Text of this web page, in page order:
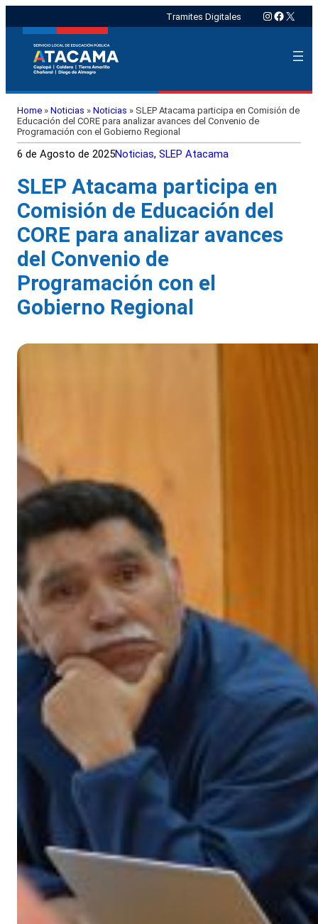
Tramites Digitales Instagram
X
Home » Noticias » Noticias » SLEP Atacama participa en Comisión de
Educación del CORE para analizar avances del Convenio de
Programación con el Gobierno Regional
6 de Agosto de 2025Noticias, SLEP Atacama
SLEP Atacama participa en
Comisión de Educación del
CORE para analizar avances
del Convenio de
Programación con el
Gobierno Regional